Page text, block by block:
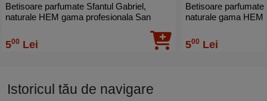
Betisoare parfumate Sfantul Gabriel,
naturale HEM gama profesionala San
500 Lei
Betisoare parfumate
naturale gama HEM profesionala San
500 Lei
Istoricul tău de navigare